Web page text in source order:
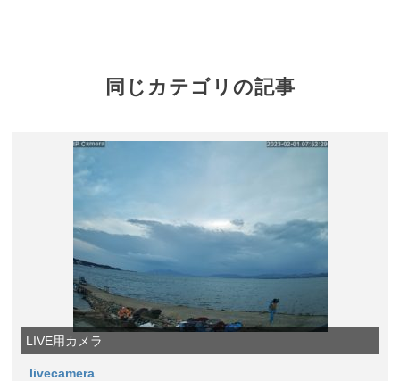
同じカテゴリの記事
LIVE用カメラ
livecamera